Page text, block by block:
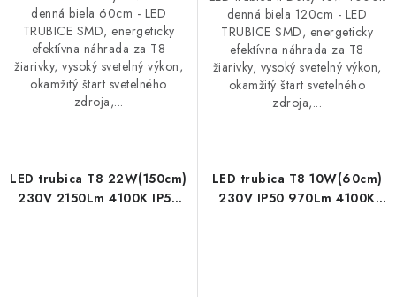
denná biela 60cm - LED
TRUBICE SMD, energeticky
efektívna náhrada za T8
žiarivky, vysoký svetelný výkon,
okamžitý štart svetelného
zdroja,...
denná biela 120cm - LED
TRUBICE SMD, energeticky
efektívna náhrada za T8
žiarivky, vysoký svetelný výkon,
okamžitý štart svetelného
zdroja,...
LED trubica T8 22W(150cm)
230V 2150Lm 4100K IP50
LED trubica T8 10W(60cm)
230V IP50 970Lm 4100K